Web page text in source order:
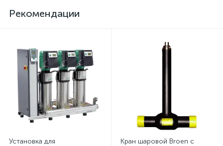
Рекомендации
Установка для
Кран шаровой Broen с